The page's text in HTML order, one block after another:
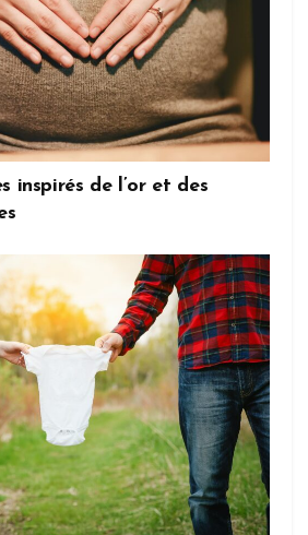
inspirés de l’or et des